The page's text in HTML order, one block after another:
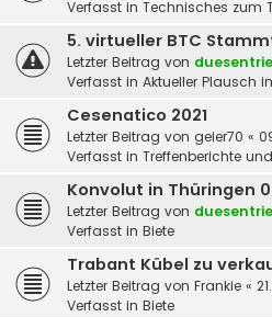
Verfasst in Technisches zum
5. virtueller BTC
Letzter Beitrag von
Verfasst in Aktueller Plausch
Cesenatico 2021
Letzter Beitrag von geier70 «
Verfasst in Treffenberichte
Konvolut in Thüringen
Letzter Beitrag von
Verfasst in Biete
Trabant Kübel zu
Letzter Beitrag von Frankie «
Verfasst in Biete